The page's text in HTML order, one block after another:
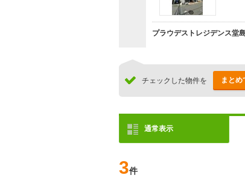
プラウデストレジデンス堂
チェックした物件を まとめ
通常表示
3件